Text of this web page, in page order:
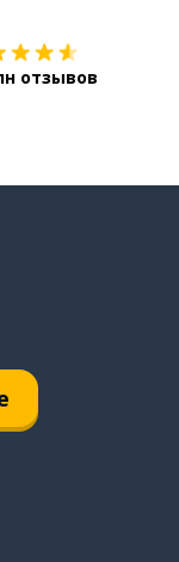
отзывов